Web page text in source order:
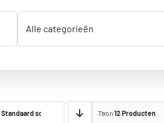
Standaard sorteervolgorde Toon12 Producten